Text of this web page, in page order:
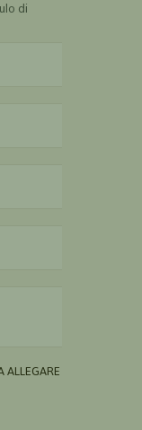
di
AL